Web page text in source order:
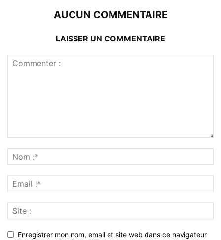
AUCUN COMMENTAIRE
LAISSER UN COMMENTAIRE
Enregistrer mon nom, email et site web dans ce navigateur